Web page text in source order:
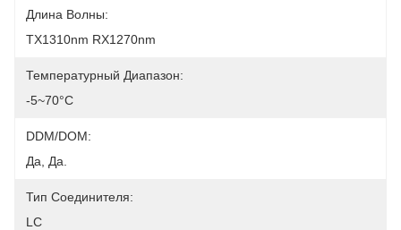
Длина Волны:
TX1310nm RX1270nm
Температурный Диапазон:
-5~70°C
DDM/DOM:
Да, Да.
Тип Соединителя:
LC